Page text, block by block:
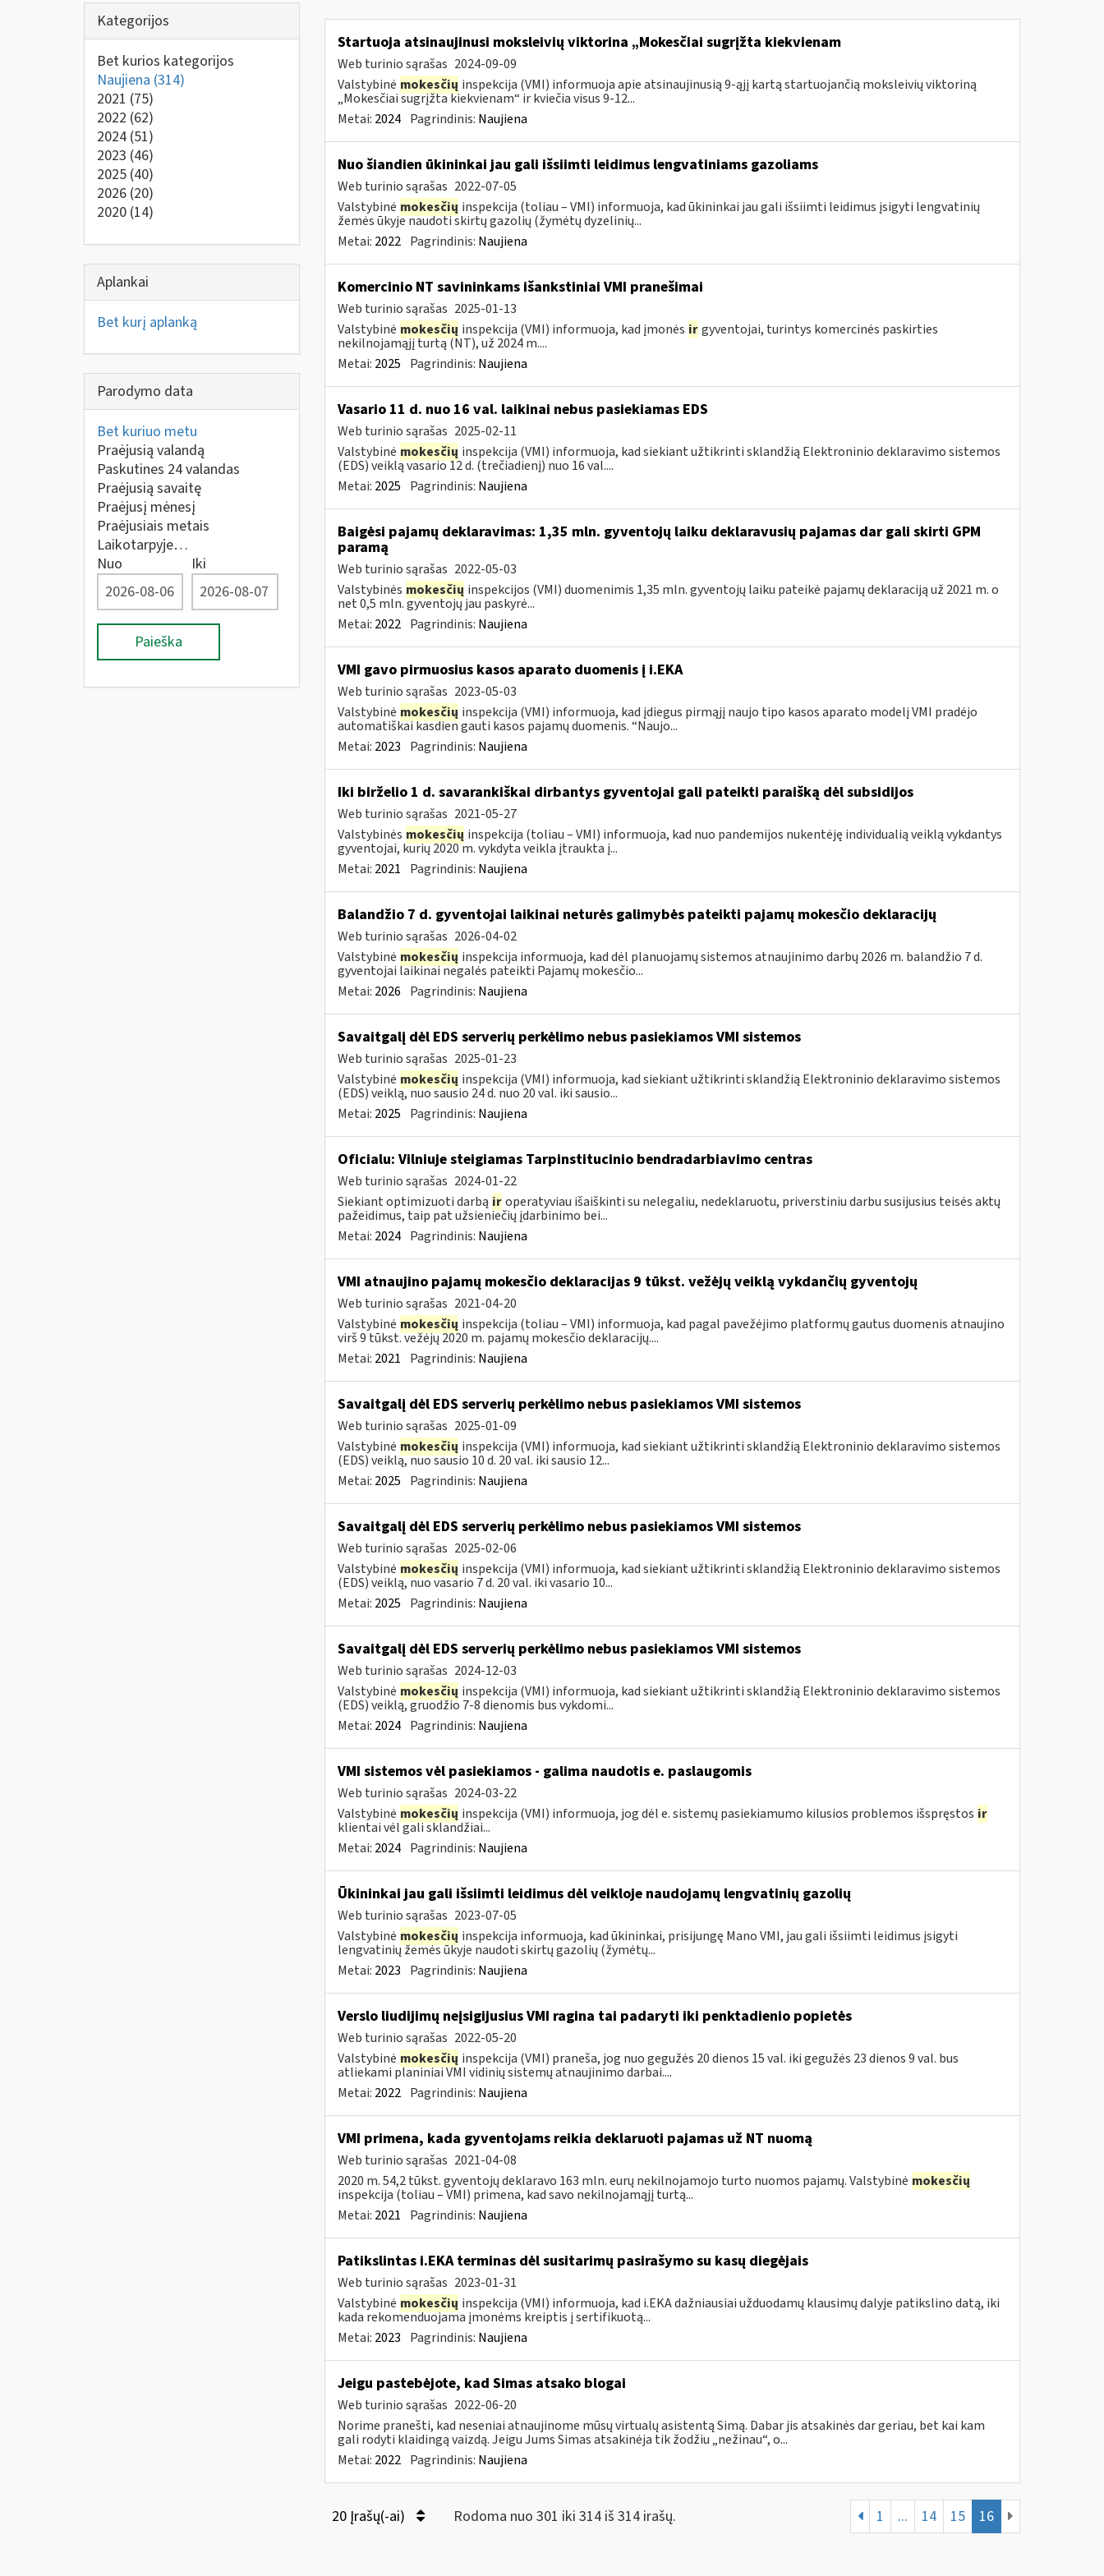
Kategorijos
Bet kurios kategorijos
Naujiena (314)
2021 (75)
2022 (62)
2024 (51)
2023 (46)
2025 (40)
2026 (20)
2020 (14)
Aplankai
Bet kurį aplanką
Parodymo data
Bet kuriuo metu
Praėjusią valandą
Paskutines 24 valandas
Praėjusią savaitę
Praėjusį mėnesį
Praėjusiais metais
Laikotarpyje…
Nuo
Iki
Paieška
Startuoja atsinaujinusi moksleivių viktorina „Mokesčiai sugrįžta kiekvienam
Web turinio sąrašas 2024-09-09
Valstybinė mokesčių inspekcija (VMI) informuoja apie atsinaujinusią 9-ąjį kartą startuojančią moksleivių viktoriną
„Mokesčiai sugrįžta kiekvienam“ ir kviečia visus 9-12...
Metai: 2024 Pagrindinis: Naujiena
Nuo šiandien ūkininkai jau gali išsiimti leidimus lengvatiniams gazoliams
Web turinio sąrašas 2022-07-05
Valstybinė mokesčių inspekcija (toliau – VMI) informuoja, kad ūkininkai jau gali išsiimti leidimus įsigyti lengvatinių
žemės ūkyje naudoti skirtų gazolių (žymėtų dyzelinių...
Metai: 2022 Pagrindinis: Naujiena
Komercinio NT savininkams išankstiniai VMI pranešimai
Web turinio sąrašas 2025-01-13
Valstybinė mokesčių inspekcija (VMI) informuoja, kad įmonės ir gyventojai, turintys komercinės paskirties
nekilnojamąjį turtą (NT), už 2024 m....
Metai: 2025 Pagrindinis: Naujiena
Vasario 11 d. nuo 16 val. laikinai nebus pasiekiamas EDS
Web turinio sąrašas 2025-02-11
Valstybinė mokesčių inspekcija (VMI) informuoja, kad siekiant užtikrinti sklandžią Elektroninio deklaravimo sistemos
(EDS) veiklą vasario 12 d. (trečiadienį) nuo 16 val....
Metai: 2025 Pagrindinis: Naujiena
Baigėsi pajamų deklaravimas: 1,35 mln. gyventojų laiku deklaravusių pajamas dar gali skirti GPM
paramą
Web turinio sąrašas 2022-05-03
Valstybinės mokesčių inspekcijos (VMI) duomenimis 1,35 mln. gyventojų laiku pateikė pajamų deklaraciją už 2021 m. o
net 0,5 mln. gyventojų jau paskyrė...
Metai: 2022 Pagrindinis: Naujiena
VMI gavo pirmuosius kasos aparato duomenis į i.EKA
Web turinio sąrašas 2023-05-03
Valstybinė mokesčių inspekcija (VMI) informuoja, kad įdiegus pirmąjį naujo tipo kasos aparato modelį VMI pradėjo
automatiškai kasdien gauti kasos pajamų duomenis. “Naujo...
Metai: 2023 Pagrindinis: Naujiena
Iki birželio 1 d. savarankiškai dirbantys gyventojai gali pateikti paraišką dėl subsidijos
Web turinio sąrašas 2021-05-27
Valstybinės mokesčių inspekcija (toliau – VMI) informuoja, kad nuo pandemijos nukentėję individualią veiklą vykdantys
gyventojai, kurių 2020 m. vykdyta veikla įtraukta į...
Metai: 2021 Pagrindinis: Naujiena
Balandžio 7 d. gyventojai laikinai neturės galimybės pateikti pajamų mokesčio deklaracijų
Web turinio sąrašas 2026-04-02
Valstybinė mokesčių inspekcija informuoja, kad dėl planuojamų sistemos atnaujinimo darbų 2026 m. balandžio 7 d.
gyventojai laikinai negalės pateikti Pajamų mokesčio...
Metai: 2026 Pagrindinis: Naujiena
Savaitgalį dėl EDS serverių perkėlimo nebus pasiekiamos VMI sistemos
Web turinio sąrašas 2025-01-23
Valstybinė mokesčių inspekcija (VMI) informuoja, kad siekiant užtikrinti sklandžią Elektroninio deklaravimo sistemos
(EDS) veiklą, nuo sausio 24 d. nuo 20 val. iki sausio...
Metai: 2025 Pagrindinis: Naujiena
Oficialu: Vilniuje steigiamas Tarpinstitucinio bendradarbiavimo centras
Web turinio sąrašas 2024-01-22
Siekiant optimizuoti darbą ir operatyviau išaiškinti su nelegaliu, nedeklaruotu, priverstiniu darbu susijusius teisės aktų
pažeidimus, taip pat užsieniečių įdarbinimo bei...
Metai: 2024 Pagrindinis: Naujiena
VMI atnaujino pajamų mokesčio deklaracijas 9 tūkst. vežėjų veiklą vykdančių gyventojų
Web turinio sąrašas 2021-04-20
Valstybinė mokesčių inspekcija (toliau – VMI) informuoja, kad pagal pavežėjimo platformų gautus duomenis atnaujino
virš 9 tūkst. vežėjų 2020 m. pajamų mokesčio deklaracijų....
Metai: 2021 Pagrindinis: Naujiena
Savaitgalį dėl EDS serverių perkėlimo nebus pasiekiamos VMI sistemos
Web turinio sąrašas 2025-01-09
Valstybinė mokesčių inspekcija (VMI) informuoja, kad siekiant užtikrinti sklandžią Elektroninio deklaravimo sistemos
(EDS) veiklą, nuo sausio 10 d. 20 val. iki sausio 12...
Metai: 2025 Pagrindinis: Naujiena
Savaitgalį dėl EDS serverių perkėlimo nebus pasiekiamos VMI sistemos
Web turinio sąrašas 2025-02-06
Valstybinė mokesčių inspekcija (VMI) informuoja, kad siekiant užtikrinti sklandžią Elektroninio deklaravimo sistemos
(EDS) veiklą, nuo vasario 7 d. 20 val. iki vasario 10...
Metai: 2025 Pagrindinis: Naujiena
Savaitgalį dėl EDS serverių perkėlimo nebus pasiekiamos VMI sistemos
Web turinio sąrašas 2024-12-03
Valstybinė mokesčių inspekcija (VMI) informuoja, kad siekiant užtikrinti sklandžią Elektroninio deklaravimo sistemos
(EDS) veiklą, gruodžio 7-8 dienomis bus vykdomi...
Metai: 2024 Pagrindinis: Naujiena
VMI sistemos vėl pasiekiamos - galima naudotis e. paslaugomis
Web turinio sąrašas 2024-03-22
Valstybinė mokesčių inspekcija (VMI) informuoja, jog dėl e. sistemų pasiekiamumo kilusios problemos išspręstos ir
klientai vėl gali sklandžiai...
Metai: 2024 Pagrindinis: Naujiena
Ūkininkai jau gali išsiimti leidimus dėl veikloje naudojamų lengvatinių gazolių
Web turinio sąrašas 2023-07-05
Valstybinė mokesčių inspekcija informuoja, kad ūkininkai, prisijungę Mano VMI, jau gali išsiimti leidimus įsigyti
lengvatinių žemės ūkyje naudoti skirtų gazolių (žymėtų...
Metai: 2023 Pagrindinis: Naujiena
Verslo liudijimų neįsigijusius VMI ragina tai padaryti iki penktadienio popietės
Web turinio sąrašas 2022-05-20
Valstybinė mokesčių inspekcija (VMI) praneša, jog nuo gegužės 20 dienos 15 val. iki gegužės 23 dienos 9 val. bus
atliekami planiniai VMI vidinių sistemų atnaujinimo darbai....
Metai: 2022 Pagrindinis: Naujiena
VMI primena, kada gyventojams reikia deklaruoti pajamas už NT nuomą
Web turinio sąrašas 2021-04-08
2020 m. 54,2 tūkst. gyventojų deklaravo 163 mln. eurų nekilnojamojo turto nuomos pajamų. Valstybinė mokesčių
inspekcija (toliau – VMI) primena, kad savo nekilnojamąjį turtą...
Metai: 2021 Pagrindinis: Naujiena
Patikslintas i.EKA terminas dėl susitarimų pasirašymo su kasų diegėjais
Web turinio sąrašas 2023-01-31
Valstybinė mokesčių inspekcija (VMI) informuoja, kad i.EKA dažniausiai užduodamų klausimų dalyje patikslino datą, iki
kada rekomenduojama įmonėms kreiptis į sertifikuotą...
Metai: 2023 Pagrindinis: Naujiena
Jeigu pastebėjote, kad Simas atsako blogai
Web turinio sąrašas 2022-06-20
Norime pranešti, kad neseniai atnaujinome mūsų virtualų asistentą Simą. Dabar jis atsakinės dar geriau, bet kai kam
gali rodyti klaidingą vaizdą. Jeigu Jums Simas atsakinėja tik žodžiu „nežinau“, o...
Metai: 2022 Pagrindinis: Naujiena
20 Įrašų(-ai) Rodoma nuo 301 iki 314 iš 314 irašų. 1 ... 14 15 16